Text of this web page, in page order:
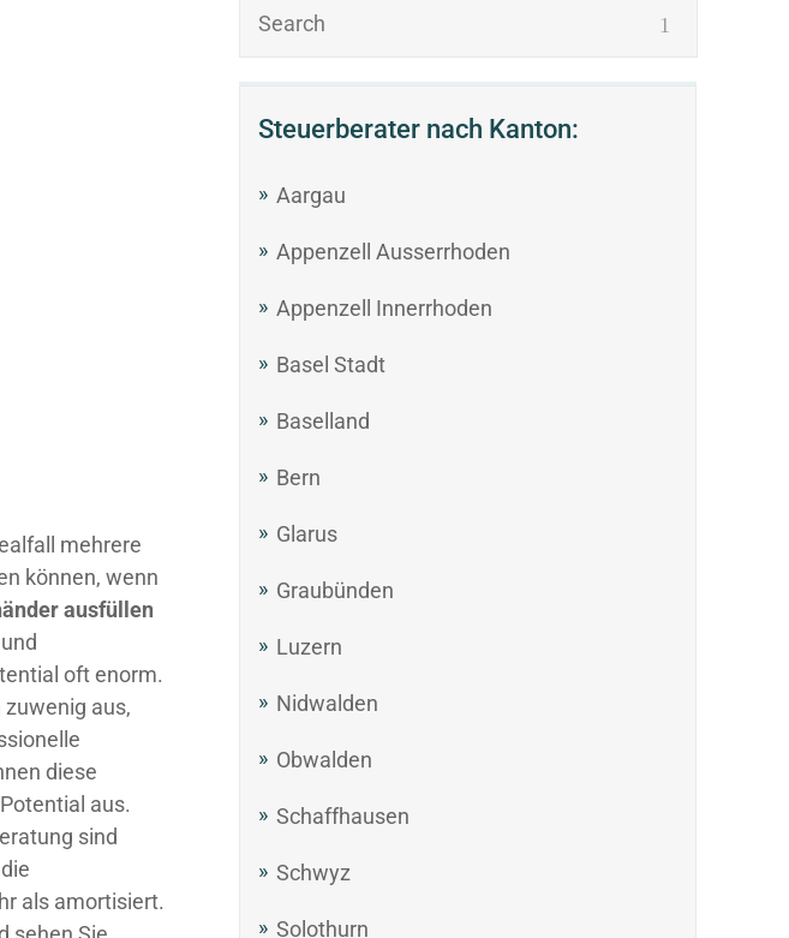
mehrere
können, wenn
ausfüllen
oft enorm.
aus,
diese
aus.
sind
als amortisiert.
Steuerberater nach Kanton:
Aargau
Appenzell Ausserrhoden
Appenzell Innerrhoden
Basel Stadt
Baselland
Bern
Glarus
Graubünden
Luzern
Nidwalden
Obwalden
Schaffhausen
Schwyz
Solothurn